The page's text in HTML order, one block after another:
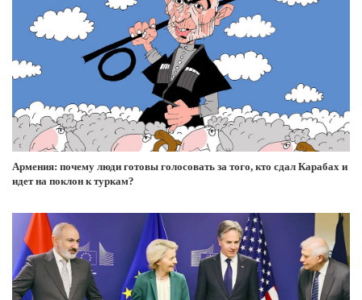
Армения: почему люди готовы голосовать за того, кто сдал Карабах и
идет на поклон к туркам?